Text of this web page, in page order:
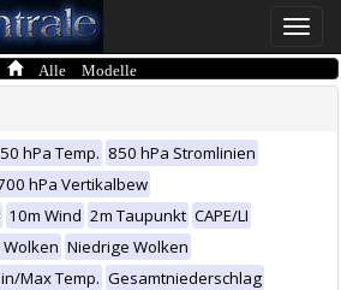
Toggle
Alle Modelle
hPa Temp. 850 hPa Stromlinien
hPa Vertikalbew
10m Wind 2m Taupunkt CAPE/LI
Niedrige Wolken
Max Temp. Gesamtniederschlag